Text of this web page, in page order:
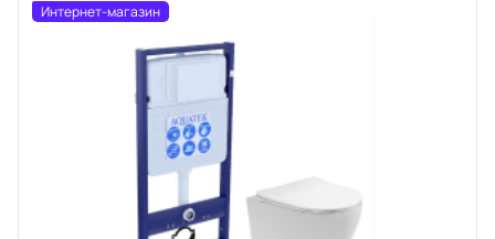
Интернет-магазин